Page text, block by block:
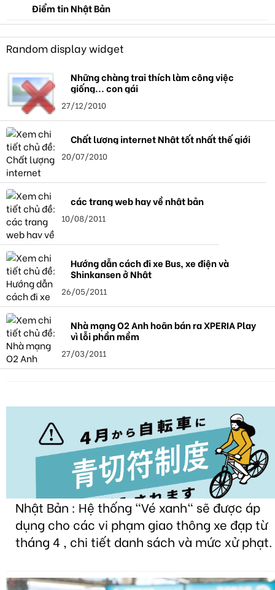
Điểm tin Nhật Bản
Random display widget
Những chàng trai thích làm công việc
giống... con gái
27/12/2010
Chất lượng internet Nhật tốt nhất thế giới
20/07/2010
các trang web hay về nhật bản
10/08/2011
Hướng dẫn cách đi xe Bus, xe điện và
Shinkansen ở Nhật
26/05/2011
Nhà mạng O2 Anh hoãn bán ra XPERIA Play
vì lỗi phần mềm
27/03/2011
Nhật Bản : Hệ thống "Vé xanh" sẽ được áp
dụng cho các vi phạm giao thông xe đạp từ
tháng 4 , chi tiết danh sách và mức xử phạt.